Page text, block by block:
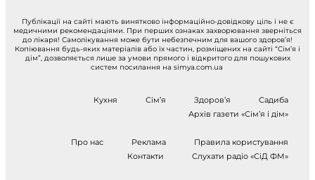
Публікації на сайті мають винятково інформаційно-довідкову ціль і не є
медичними рекомендаціями. При перших ознаках захворювання зверніться
до лікаря! Самолікування може бути небезпечним для вашого здоров’я!
Копіювання будь-яких матеріалів або їх частин, розміщених на сайті “Сім’я і
дім”, дозволяється лише за умови прямого і відкритого для пошукових
систем посилання на simya.com.ua
Кухня Сім’я Здоров’я
Садиба
Архів газети «Сім’я і дім»
Про нас Реклама
Правила користування
Контакти
Слухати радіо «СіД ФМ»